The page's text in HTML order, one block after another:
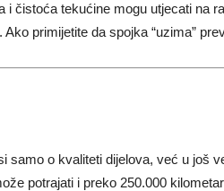
i čistoća tekućine mogu utjecati na
primijetite da spojka “uzima”
samo o kvaliteti dijelova, već u još
potrajati i preko 250.000